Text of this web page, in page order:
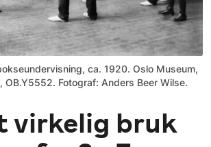
ca. 1920. Oslo Museum,
OB.Y5552. Fotograf: Anders Beer Wilse.
virkelig bruk